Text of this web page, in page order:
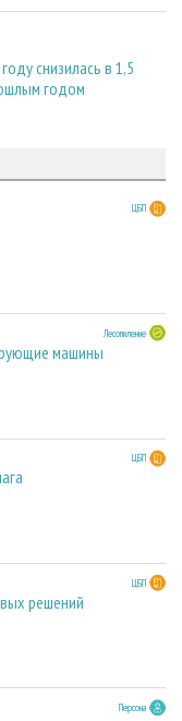
снизилась в 1,5
годом
ЦБП
Лесопиление
машины
ЦБП
ЦБП
решений
Персона